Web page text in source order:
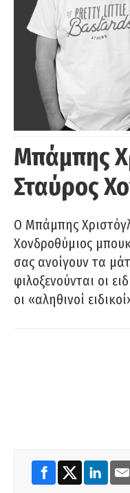
Μπάμπης
Σταύρος
O Μπάμπης
Χονδροθύμιος
σας ανοίγουν τα
φιλοξενούνται οι
οι «αληθινοί